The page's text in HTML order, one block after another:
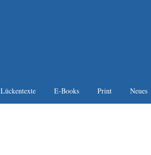
Lückentexte E-Books Print Neues